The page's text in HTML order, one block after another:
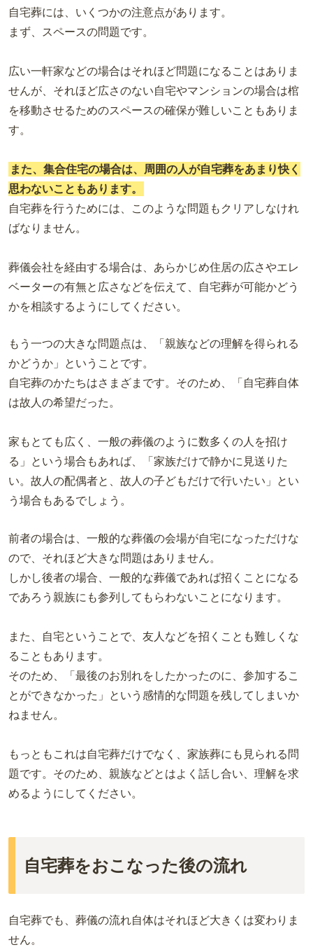
自宅葬には、いくつかの注意点があります。
まず、スペースの問題です。
広い一軒家などの場合はそれほど問題になることはありま
せんが、それほど広さのない自宅やマンションの場合は棺
を移動させるためのスペースの確保が難しいこともありま
す。
また、集合住宅の場合は、周囲の人が自宅葬をあまり快く
思わないこともあります。
自宅葬を行うためには、このような問題もクリアしなけれ
ばなりません。
葬儀会社を経由する場合は、あらかじめ住居の広さやエレ
ベーターの有無と広さなどを伝えて、自宅葬が可能かどう
かを相談するようにしてください。
もう一つの大きな問題点は、「親族などの理解を得られる
かどうか」ということです。
自宅葬のかたちはさまざまです。そのため、「自宅葬自体
は故人の希望だった。
家もとても広く、一般の葬儀のように数多くの人を招け
る」という場合もあれば、「家族だけで静かに見送りた
い。故人の配偶者と、故人の子どもだけで行いたい」とい
う場合もあるでしょう。
前者の場合は、一般的な葬儀の会場が自宅になっただけな
ので、それほど大きな問題はありません。
しかし後者の場合、一般的な葬儀であれば招くことになる
であろう親族にも参列してもらわないことになります。
また、自宅ということで、友人などを招くことも難しくな
ることもあります。
そのため、「最後のお別れをしたかったのに、参加するこ
とができなかった」という感情的な問題を残してしまいか
ねません。
もっともこれは自宅葬だけでなく、家族葬にも見られる問
題です。そのため、親族などとはよく話し合い、理解を求
めるようにしてください。
自宅葬をおこなった後の流れ
自宅葬でも、葬儀の流れ自体はそれほど大きくは変わりま
せん。